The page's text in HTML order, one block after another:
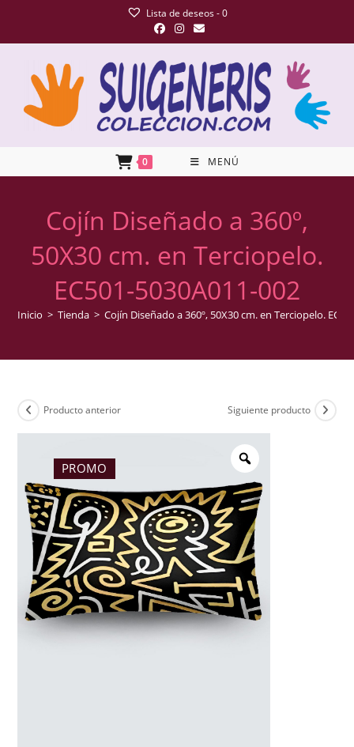
Lista de deseos -0
0 MENÚ
Cojín Diseñado a 360º,
50X30 cm. en Terciopelo.
EC501-5030A011-002
Inicio > Tienda > Cojín Diseñado a 360º, 50X30 cm. en Terciopelo.
PROMO
Producto anterior Siguiente producto